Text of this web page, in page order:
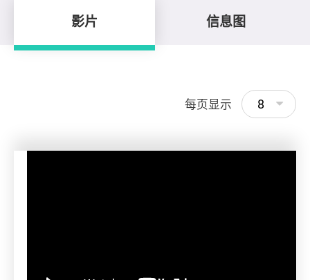
影片 信息图
每页显示 8